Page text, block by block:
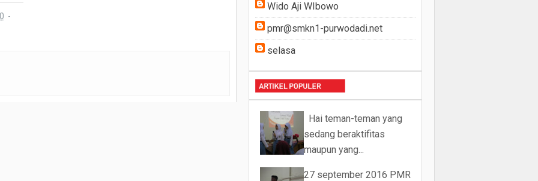
Wido Aji WIbowo
pmr@smkn1-purwodadi.net
selasa
Hai teman-teman yang
sedang beraktifitas
maupun yang...
27 september 2016 PMR